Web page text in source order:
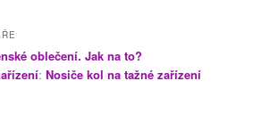
oblečení. Jak na to?
:Nosiče kol na tažné zařízení